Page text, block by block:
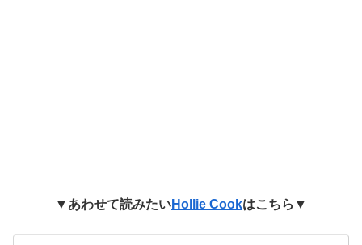
▼あわせて読みたいHollie Cookはこちら▼